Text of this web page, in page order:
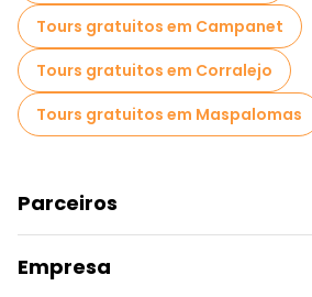
Passeios gastronômicos em
Passeios gratuitos perto Royal
Passeios gratuitos perto Plaza
Tours gratuitos em Campanet
Tours gratuitos em Corralejo
Tours gratuitos em Maspalomas
Parceiros
Registo Do Fornecedor
Empresa